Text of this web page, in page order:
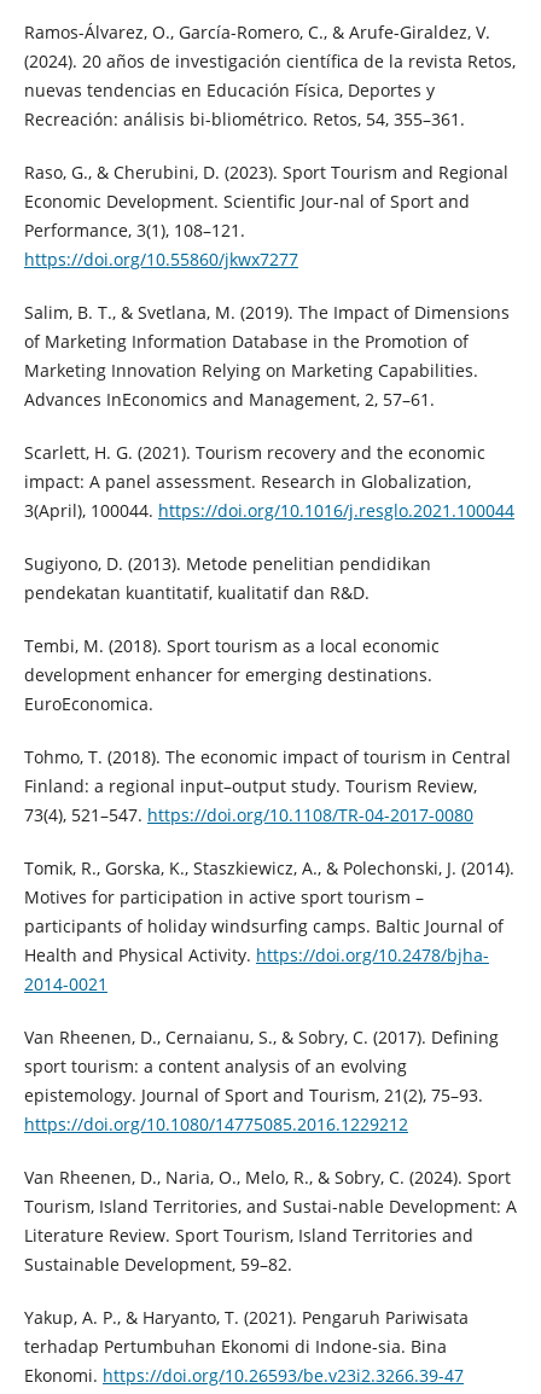
Ramos-Álvarez, O., García-Romero, C., & Arufe-Giraldez, V.
(2024). 20 años de investigación científica de la revista Retos,
nuevas tendencias en Educación Física, Deportes y
Recreación: análisis bi-bliométrico. Retos, 54, 355–361.
Raso, G., & Cherubini, D. (2023). Sport Tourism and Regional
Economic Development. Scientific Jour-nal of Sport and
Performance, 3(1), 108–121.
https://doi.org/10.55860/jkwx7277
Salim, B. T., & Svetlana, M. (2019). The Impact of Dimensions
of Marketing Information Database in the Promotion of
Marketing Innovation Relying on Marketing Capabilities.
Advances InEconomics and Management, 2, 57–61.
Scarlett, H. G. (2021). Tourism recovery and the economic
impact: A panel assessment. Research in Globalization,
3(April), 100044. https://doi.org/10.1016/j.resglo.2021.100044
Sugiyono, D. (2013). Metode penelitian pendidikan
pendekatan kuantitatif, kualitatif dan R&D.
Tembi, M. (2018). Sport tourism as a local economic
development enhancer for emerging destinations.
EuroEconomica.
Tohmo, T. (2018). The economic impact of tourism in Central
Finland: a regional input–output study. Tourism Review,
73(4), 521–547. https://doi.org/10.1108/TR-04-2017-0080
Tomik, R., Gorska, K., Staszkiewicz, A., & Polechonski, J. (2014).
Motives for participation in active sport tourism –
participants of holiday windsurfing camps. Baltic Journal of
Health and Physical Activity. https://doi.org/10.2478/bjha-
2014-0021
Van Rheenen, D., Cernaianu, S., & Sobry, C. (2017). Defining
sport tourism: a content analysis of an evolving
epistemology. Journal of Sport and Tourism, 21(2), 75–93.
https://doi.org/10.1080/14775085.2016.1229212
Van Rheenen, D., Naria, O., Melo, R., & Sobry, C. (2024). Sport
Tourism, Island Territories, and Sustai-nable Development: A
Literature Review. Sport Tourism, Island Territories and
Sustainable Development, 59–82.
Yakup, A. P., & Haryanto, T. (2021). Pengaruh Pariwisata
terhadap Pertumbuhan Ekonomi di Indone-sia. Bina
Ekonomi. https://doi.org/10.26593/be.v23i2.3266.39-47